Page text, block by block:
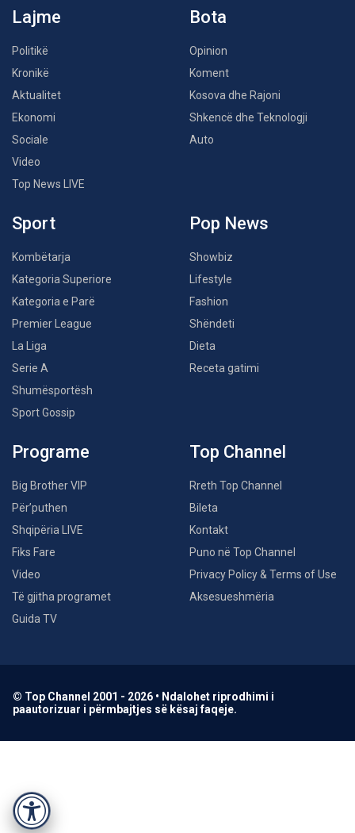
Lajme
Politikë
Kronikë
Aktualitet
Ekonomi
Sociale
Video
Top News LIVE
Bota
Opinion
Koment
Kosova dhe Rajoni
Shkencë dhe Teknologji
Auto
Sport
Kombëtarja
Kategoria Superiore
Kategoria e Parë
Premier League
La Liga
Serie A
Shumësportësh
Sport Gossip
Pop News
Showbiz
Lifestyle
Fashion
Shëndeti
Dieta
Receta gatimi
Programe
Big Brother VIP
Për’puthen
Shqipëria LIVE
Fiks Fare
Video
Të gjitha programet
Guida TV
Top Channel
Rreth Top Channel
Bileta
Kontakt
Puno në Top Channel
Privacy Policy & Terms of Use
Aksesueshmëria
© Top Channel 2001 - 2026 • Ndalohet riprodhimi i
paautorizuar i përmbajtjes së kësaj faqeje.